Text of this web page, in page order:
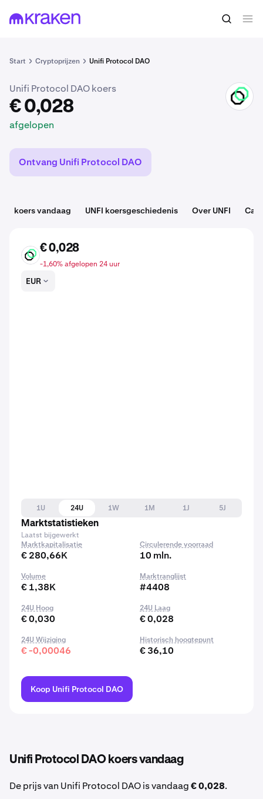
Start Cryptoprijzen Unifi Protocol DAO
€ 0,028 UNFI kopen
Unifi Protocol DAO koers
€ 0,028
afgelopen
UNFI
Ontvang Unifi Protocol DAO
koers vandaag UNFI koersgeschiedenis Over UNFI
UNFI
€ 0,028
-1,60% afgelopen 24 uur
EUR
1U 24U 1W 1M 1J
5J
Marktstatistieken
Laatst bijgewerkt
Marktkapitalisatie
€ 280,66K
Circulerende voorraad
10 mln.
Volume
€ 1,38K
Marktranglijst
#4408
24U Hoog
€ 0,030
24U Laag
€ 0,028
24U Wijziging
€ -0,00046
Historisch hoogtepunt
€ 36,10
Koop Unifi Protocol DAO
Unifi Protocol DAO koers vandaag
De prijs van Unifi Protocol DAO is vandaag€ 0,028.